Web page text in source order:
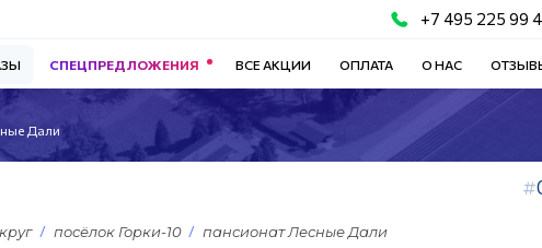
+7 495 225 99
СПЕЦПРЕДЛОЖЕНИЯ ВСЕ АКЦИИ ОПЛАТА О НАС
Дали
посёлок Горки-10 пансионат Лесные Дали